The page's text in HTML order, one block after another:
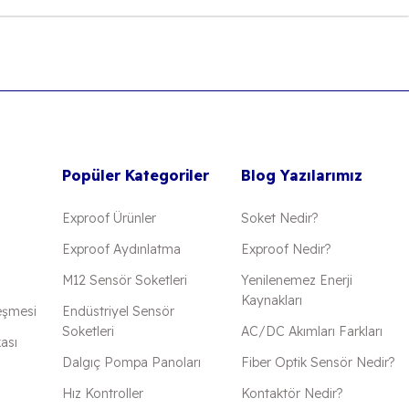
Popüler Kategoriler
Exproof Ürünler
Exproof Aydınlatma
M12 Sensör Soketleri
Endüstriyel Sensör
Soketleri
Dalgıç Pompa Panoları
Hız Kontroller
Blog Yazılarımız
Soket Nedir?
Exproof Nedir?
Yenilenemez Enerji
Kaynakları
AC/DC Akımları Farkları
Fiber Optik Sensör Nedir?
Kontaktör Nedir?